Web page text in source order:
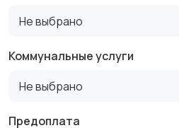
Не выбрано
Коммунальные услуги
Не выбрано
Предоплата